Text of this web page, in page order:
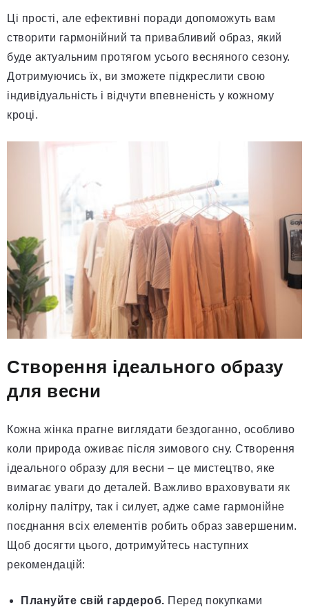
Ці прості, але ефективні поради допоможуть вам
створити гармонійний та привабливий образ, який
буде актуальним протягом усього весняного сезону.
Дотримуючись їх, ви зможете підкреслити свою
індивідуальність і відчути впевненість у кожному
кроці.
Створення ідеального образу
для весни
Кожна жінка прагне виглядати бездоганно, особливо
коли природа оживає після зимового сну. Створення
ідеального образу для весни – це мистецтво, яке
вимагає уваги до деталей. Важливо враховувати як
колірну палітру, так і силует, адже саме гармонійне
поєднання всіх елементів робить образ завершеним.
Щоб досягти цього, дотримуйтесь наступних
рекомендацій:
Плануйте свій гардероб. Перед покупками